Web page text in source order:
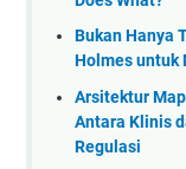
Bukan Hanya
Holmes untuk
Arsitektur
Antara Klinis
Regulasi